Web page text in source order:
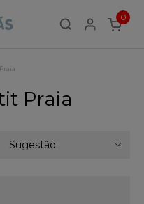
0
ITEMS
Praia
Sugestão